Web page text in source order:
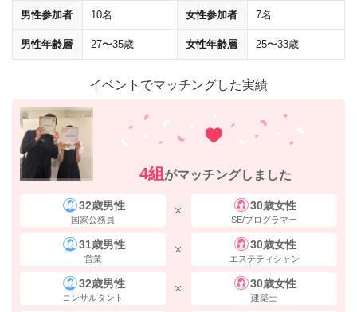
東京都庁方面に進んでください。
男性参加者 10名 女性参加者 7名
男性年齢層 27〜35歳 女性年齢層 25〜33歳
イベントでマッチングした実績
4組 がマッチングしました
32歳男性
国家公務員
30歳女性
SE/プログラマー
31歳男性
営業
30歳女性
エステティシャン
32歳男性
コンサルタント
30歳女性
建築士